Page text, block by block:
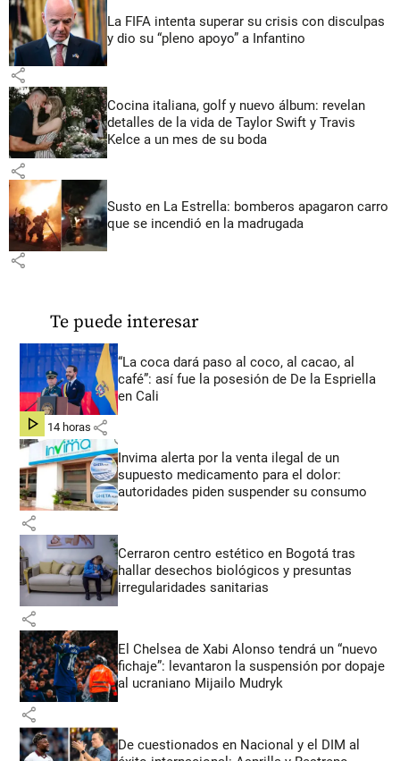
La FIFA intenta superar su crisis con disculpas
y dio su “pleno apoyo” a Infantino
share
Cocina italiana, golf y nuevo álbum: revelan
detalles de la vida de Taylor Swift y Travis
Kelce a un mes de su boda
share
Susto en La Estrella: bomberos apagaron carro
que se incendió en la madrugada
share
Te puede interesar
“La coca dará paso al coco, al cacao, al
café”: así fue la posesión de De la Espriella
en Cali
hace 14 horas share
Invima alerta por la venta ilegal de un
supuesto medicamento para el dolor:
autoridades piden suspender su consumo
share
Cerraron centro estético en Bogotá tras
hallar desechos biológicos y presuntas
irregularidades sanitarias
share
El Chelsea de Xabi Alonso tendrá un “nuevo
fichaje”: levantaron la suspensión por dopaje
al ucraniano Mijailo Mudryk
share
De cuestionados en Nacional y el DIM al